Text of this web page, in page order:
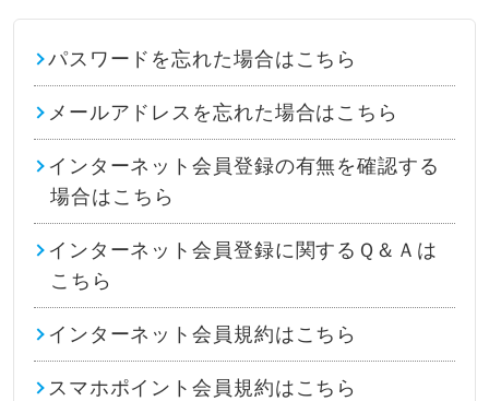
パスワードを忘れた場合はこちら
メールアドレスを忘れた場合はこちら
インターネット会員登録の有無を確認する
場合はこちら
インターネット会員登録に関するＱ＆Ａは
こちら
インターネット会員規約はこちら
スマホポイント会員規約はこちら